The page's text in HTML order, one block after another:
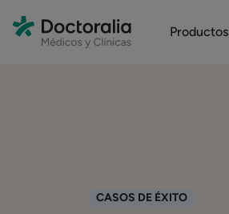
Productos
CASOS DE ÉXITO